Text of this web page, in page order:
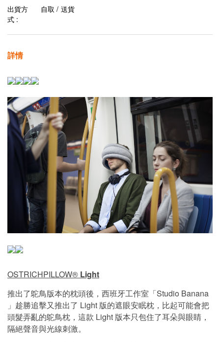
出貨方
式 :
自取 / 送貨
詳情
OSTRICHPILLOW® Light
推出了鴕鳥版本的枕頭後，西班牙工作室「Studio Banana
」趁勝追擊又推出了 Light 版的遮眼安眠枕，比起可能會把
頭髮弄亂的鴕鳥枕，這款 Light 版本只包住了耳朵與眼睛，
隔絕聲音與光線刺激。